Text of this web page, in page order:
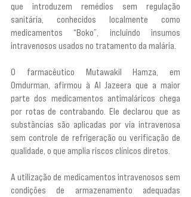
que introduzem remédios sem regulação
sanitária, conhecidos localmente como
medicamentos “Boko”, incluindo insumos
intravenosos usados no tratamento da malária.
O farmacêutico Mutawakil Hamza, em
Omdurman, afirmou à Al Jazeera que a maior
parte dos medicamentos antimaláricos chega
por rotas de contrabando. Ele declarou que as
substâncias são aplicadas por via intravenosa
sem controle de refrigeração ou verificação de
qualidade, o que amplia riscos clínicos diretos.
A utilização de medicamentos intravenosos sem
condições de armazenamento adequadas